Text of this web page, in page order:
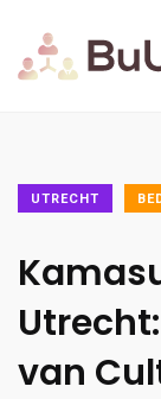
UTRECHT
van